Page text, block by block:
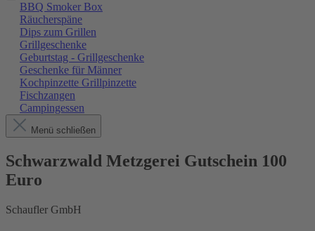
BBQ Smoker Box
Räucherspäne
Dips zum Grillen
Grillgeschenke
Geburtstag - Grillgeschenke
Geschenke für Männer
Kochpinzette Grillpinzette
Fischzangen
Campingessen
Menü schließen
Schwarzwald Metzgerei Gutschein 100
Euro
Schaufler GmbH